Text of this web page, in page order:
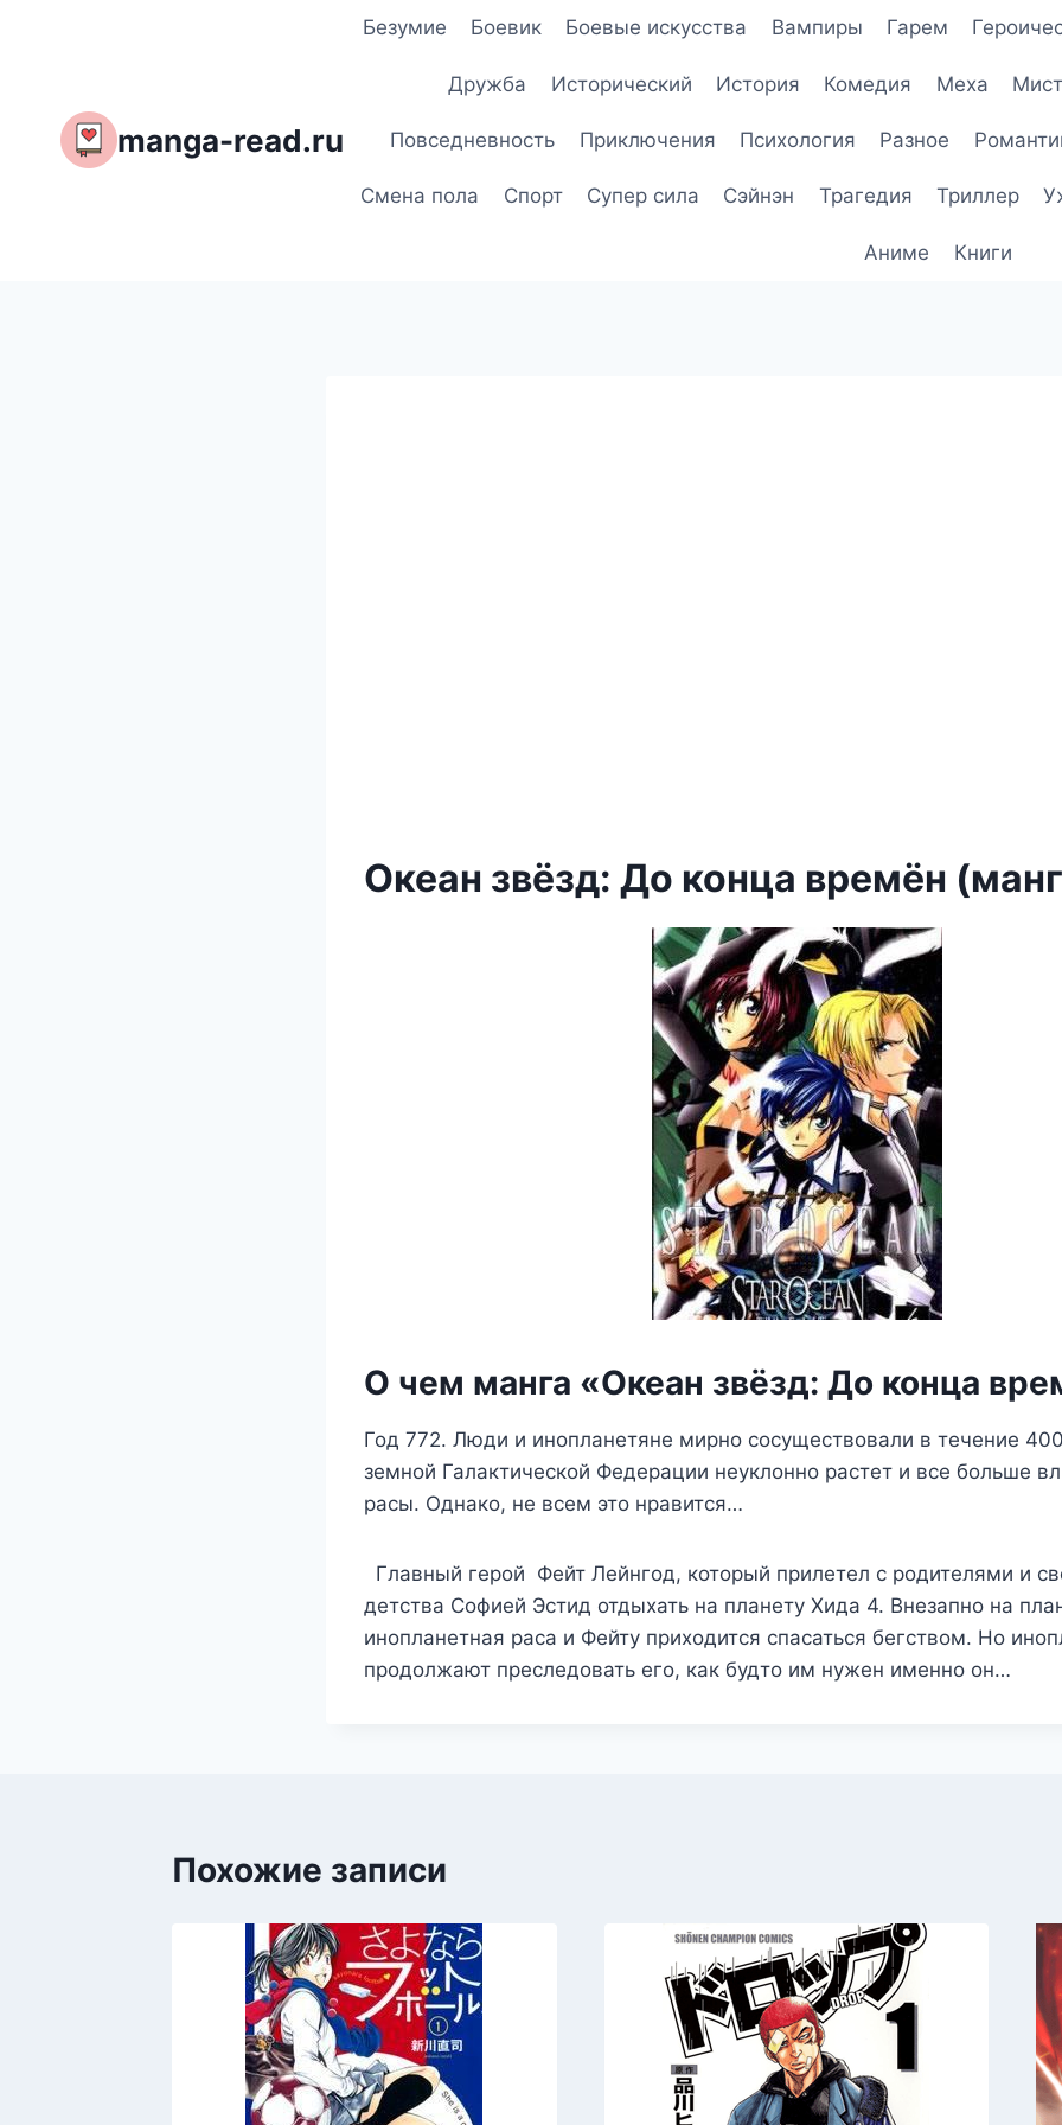
manga-read.ru
Безумие Боевик Боевые искусства Вампиры Гарем
Дружба Исторический История Комедия Меха
Повседневность Приключения Психология Разное
Смена пола Спорт Супер сила Сэйнэн Трагедия Триллер
Аниме Книги
Океан звёзд: До конца времён
О чем манга «Океан звёзд: До конца
Год 772. Люди и инопланетяне мирно сосуществовали в течение
земной Галактической Федерации неуклонно растет и все больше
расы. Однако, не всем это нравится…
Главный герой Фейт Лейнгод, который прилетел с родителями и
детства Софией Эстид отдыхать на планету Хида 4. Внезапно на
инопланетная раса и Фейту приходится спасаться бегством. Но
продолжают преследовать его, как будто им нужен именно он…
Похожие записи